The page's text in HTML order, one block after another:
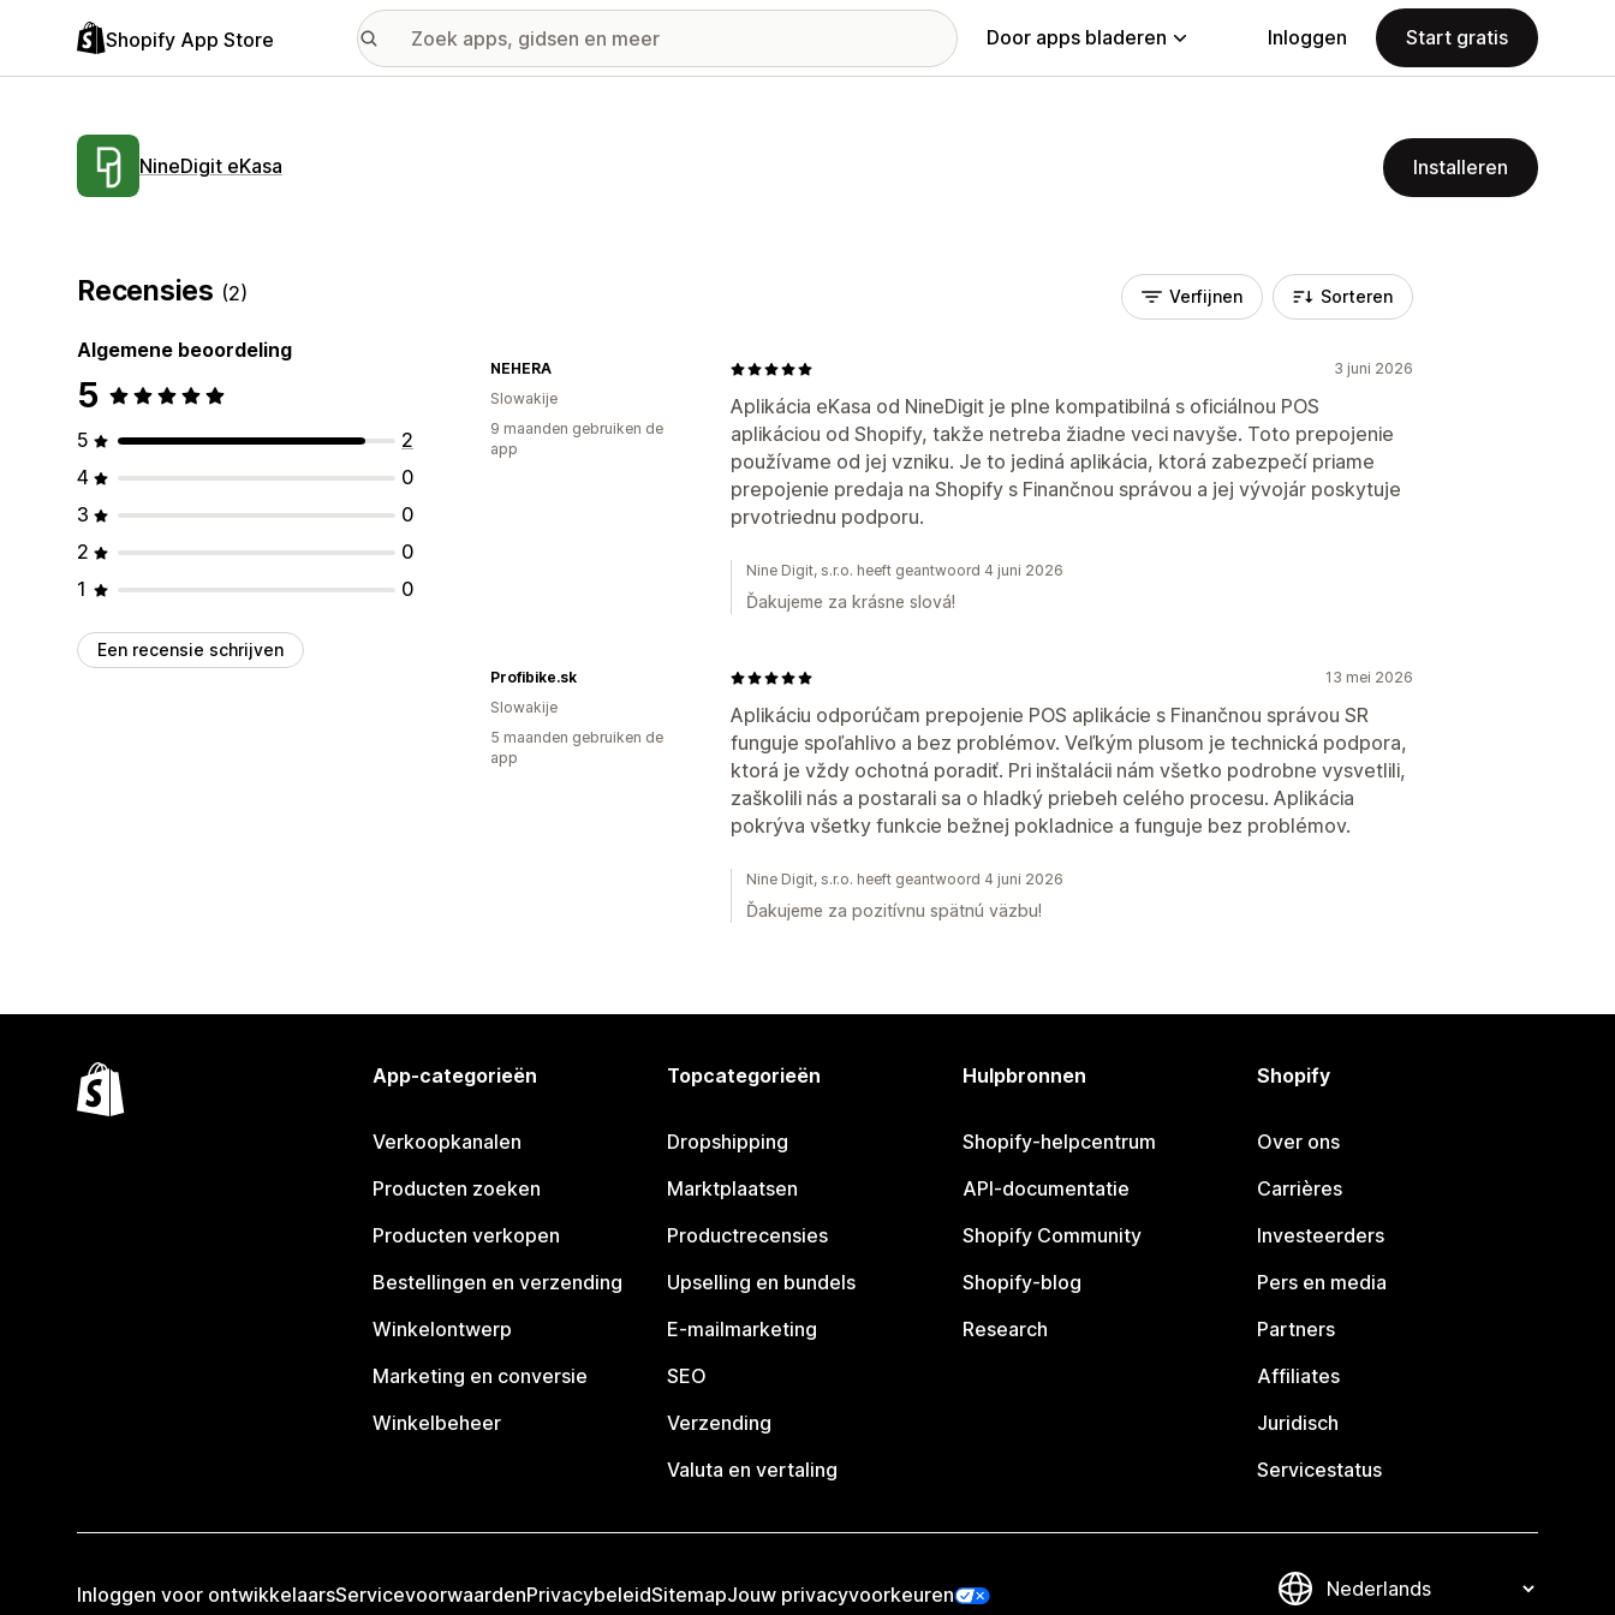
Shopify App Store Door apps bladeren Inloggen Start gratis
NineDigit eKasa Installeren
Recensies (2)
Algemene beoordeling
5
5
2
4
0
3
0
2
0
1
0
Een recensie schrijven
Verfijnen Sorteren
3 juni 2026
Aplikácia eKasa od NineDigit je plne kompatibilná s oficiálnou POS
aplikáciou od Shopify, takže netreba žiadne veci navyše. Toto prepojenie
používame od jej vzniku. Je to jediná aplikácia, ktorá zabezpečí priame
prepojenie predaja na Shopify s Finančnou správou a jej vývojár poskytuje
prvotriednu podporu.
NEHERA
Slowakije
9 maanden gebruiken de
app
Nine Digit, s.r.o. heeft geantwoord 4 juni 2026
Ďakujeme za krásne slová!
13 mei 2026
Aplikáciu odporúčam prepojenie POS aplikácie s Finančnou správou SR
funguje spoľahlivo a bez problémov. Veľkým plusom je technická podpora,
ktorá je vždy ochotná poradiť. Pri inštalácii nám všetko podrobne vysvetlili,
zaškolili nás a postarali sa o hladký priebeh celého procesu. Aplikácia
pokrýva všetky funkcie bežnej pokladnice a funguje bez problémov.
Profibike.sk
Slowakije
5 maanden gebruiken de
app
Nine Digit, s.r.o. heeft geantwoord 4 juni 2026
Ďakujeme za pozitívnu spätnú väzbu!
App-categorieën
Verkoopkanalen
Producten zoeken
Producten verkopen
Bestellingen en verzending
Winkelontwerp
Marketing en conversie
Winkelbeheer
Topcategorieën
Dropshipping
Marktplaatsen
Productrecensies
Upselling en bundels
E-mailmarketing
SEO
Verzending
Valuta en vertaling
Hulpbronnen
Shopify-helpcentrum
API-documentatie
Shopify Community
Shopify-blog
Research
Shopify
Over ons
Carrières
Investeerders
Pers en media
Partners
Affiliates
Juridisch
Servicestatus
Inloggen voor ontwikkelaarsServicevoorwaardenPrivacybeleidSitemapJouw privacyvoorkeuren